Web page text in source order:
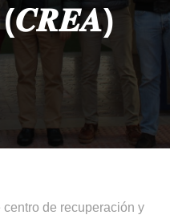
de recuperación y